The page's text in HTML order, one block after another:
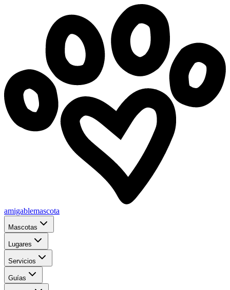
amigablemascota
Mascotas
Lugares
Servicios
Guías